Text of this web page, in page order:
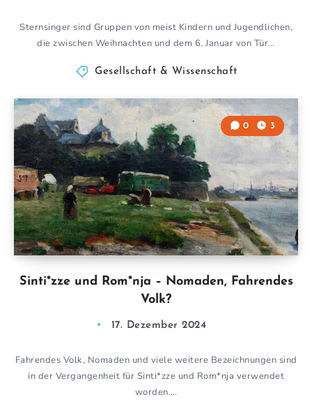
Sternsinger sind Gruppen von meist Kindern und Jugendlichen,
die zwischen Weihnachten und dem 6. Januar von Tür…
Gesellschaft & Wissenschaft
Sinti*zze und Rom*nja – Nomaden, Fahrendes
Volk?
0 3
17. Dezember 2024
Fahrendes Volk, Nomaden und viele weitere Bezeichnungen sind
in der Vergangenheit für Sinti*zze und Rom*nja verwendet
worden….